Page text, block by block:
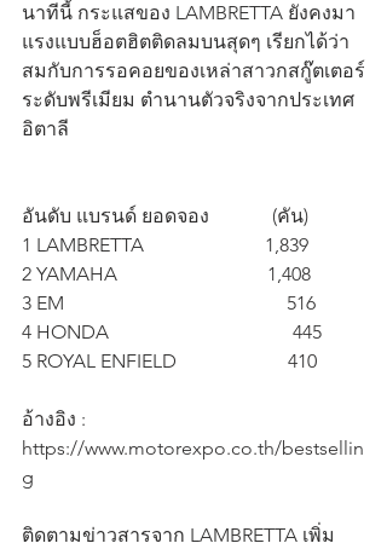
นาทีนี้ กระแสของ LAMBRETTA ยังคงมา
แรงแบบฮ็อตฮิตติดลมบนสุดๆ เรียกได้ว่า
สมกับการรอคอยของเหล่าสาวกสกู๊ตเตอร์
ระดับพรีเมียม ตำนานตัวจริงจากประเทศ
อิตาลี
อันดับ แบรนด์ ยอดจอง             (คัน)
1 LAMBRETTA                         1,839
2 YAMAHA                               1,408
3 EM                                              516
4 HONDA                                      445
5 ROYAL ENFIELD                       410
อ้างอิง :
https://www.motorexpo.co.th/bestsellin
g
ติดตามข่าวสารจาก LAMBRETTA เพิ่ม